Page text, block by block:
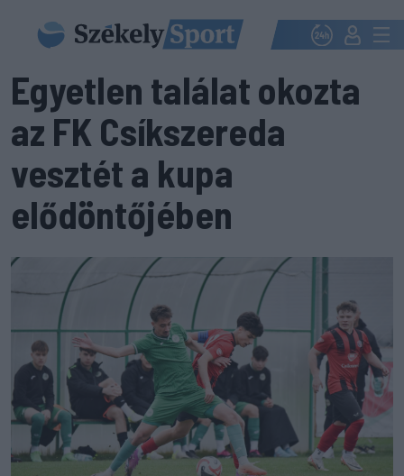
Egyetlen találat okozta
az FK Csíkszereda
vesztét a kupa
elődöntőjében